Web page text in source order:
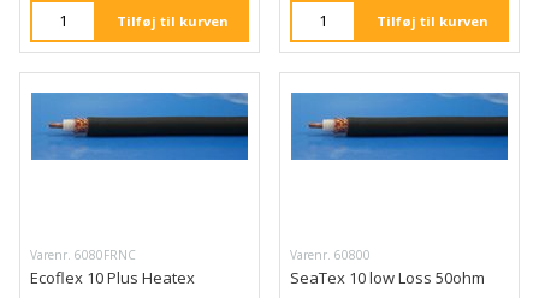
Tilføj til kurven Tilføj til kurven
Varenr. 6080FRNC
Ecoflex 10 Plus Heatex
Varenr. 60800
SeaTex 10 low Loss 50ohm